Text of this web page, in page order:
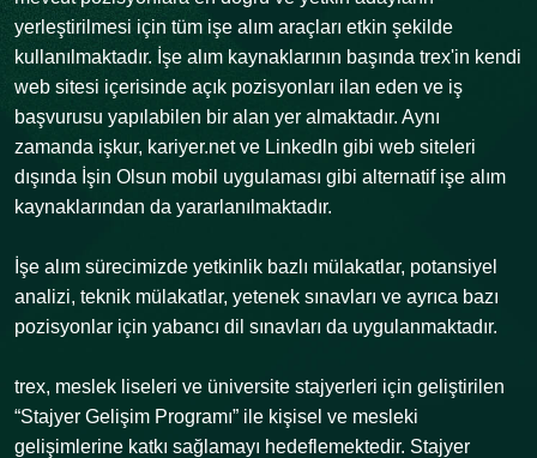
yerleştirilmesi için tüm işe alım araçları etkin şekilde
kullanılmaktadır. İşe alım kaynaklarının başında trex'in kendi
web sitesi içerisinde açık pozisyonları ilan eden ve iş
başvurusu yapılabilen bir alan yer almaktadır. Aynı
zamanda işkur, kariyer.net ve Linkedln gibi web siteleri
dışında İşin Olsun mobil uygulaması gibi alternatif işe alım
kaynaklarından da yararlanılmaktadır.
İşe alım sürecimizde yetkinlik bazlı mülakatlar, potansiyel
analizi, teknik mülakatlar, yetenek sınavları ve ayrıca bazı
pozisyonlar için yabancı dil sınavları da uygulanmaktadır.
trex, meslek liseleri ve üniversite stajyerleri için geliştirilen
“Stajyer Gelişim Programı” ile kişisel ve mesleki
gelişimlerine katkı sağlamayı hedeflemektedir. Stajyer